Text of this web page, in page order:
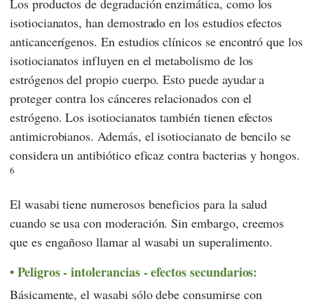
isotiocianatos, han demostrado en los estudios efectos
anticancerígenos. En estudios clínicos se encontró que los
isotiocianatos influyen en el metabolismo de los
estrógenos del propio cuerpo. Esto puede ayudar a
proteger contra los cánceres relacionados con el
estrógeno. Los isotiocianatos también tienen efectos
antimicrobianos. Además, el isotiocianato de bencilo se
considera un antibiótico eficaz contra bacterias y hongos.
6
El wasabi tiene numerosos beneficios para la salud
cuando se usa con moderación. Sin embargo, creemos
que es engañoso llamar al wasabi un superalimento.
Peligros - intolerancias - efectos secundarios:
Básicamente, el wasabi sólo debe consumirse con